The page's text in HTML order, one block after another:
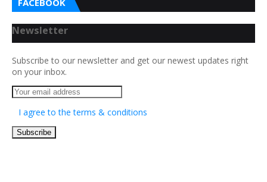
FACEBOOK
Newsletter
Subscribe to our newsletter and get our newest updates right
on your inbox.
I agree to the terms & conditions